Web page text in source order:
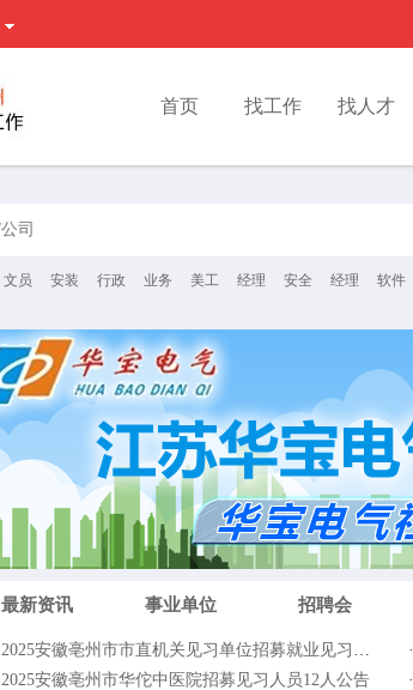
首页 找工作 找人才
文员 安装 行政 业务 美工 经理 安全 经理 软件
最新资讯 事业单位 招聘会
2025安徽亳州市市直机关见习单位招募就业见习人员公 ·
2025安徽亳州市华佗中医院招募见习人员12人公告 ·